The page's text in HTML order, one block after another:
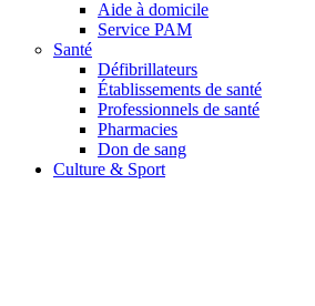
Aide à domicile
Service PAM
Santé
Défibrillateurs
Établissements de santé
Professionnels de santé
Pharmacies
Don de sang
Culture & Sport